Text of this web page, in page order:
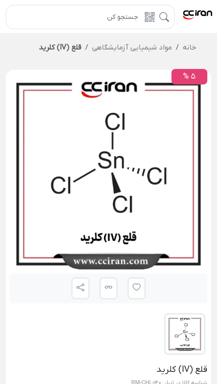
خانه مواد شیمیایی آزمایشگاهی قلع (IV) کلرید
5 %
قلع (IV) کلرید